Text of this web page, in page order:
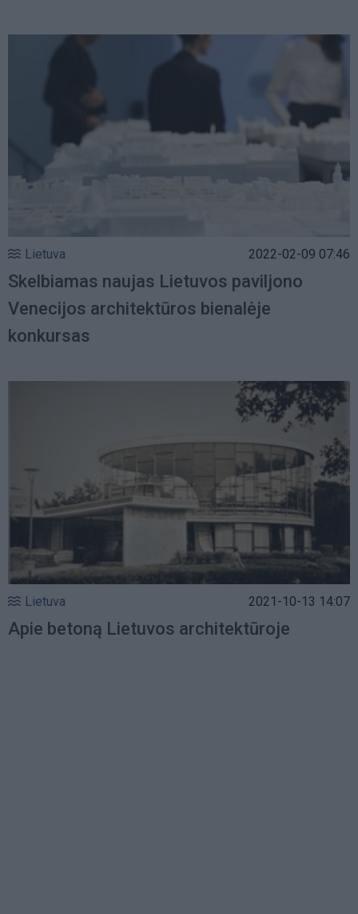
Lietuva 2022-02-09 07:46
Skelbiamas naujas Lietuvos paviljono
Venecijos architektūros bienalėje
konkursas
Lietuva 2021-10-13 14:07
Apie betoną Lietuvos architektūroje